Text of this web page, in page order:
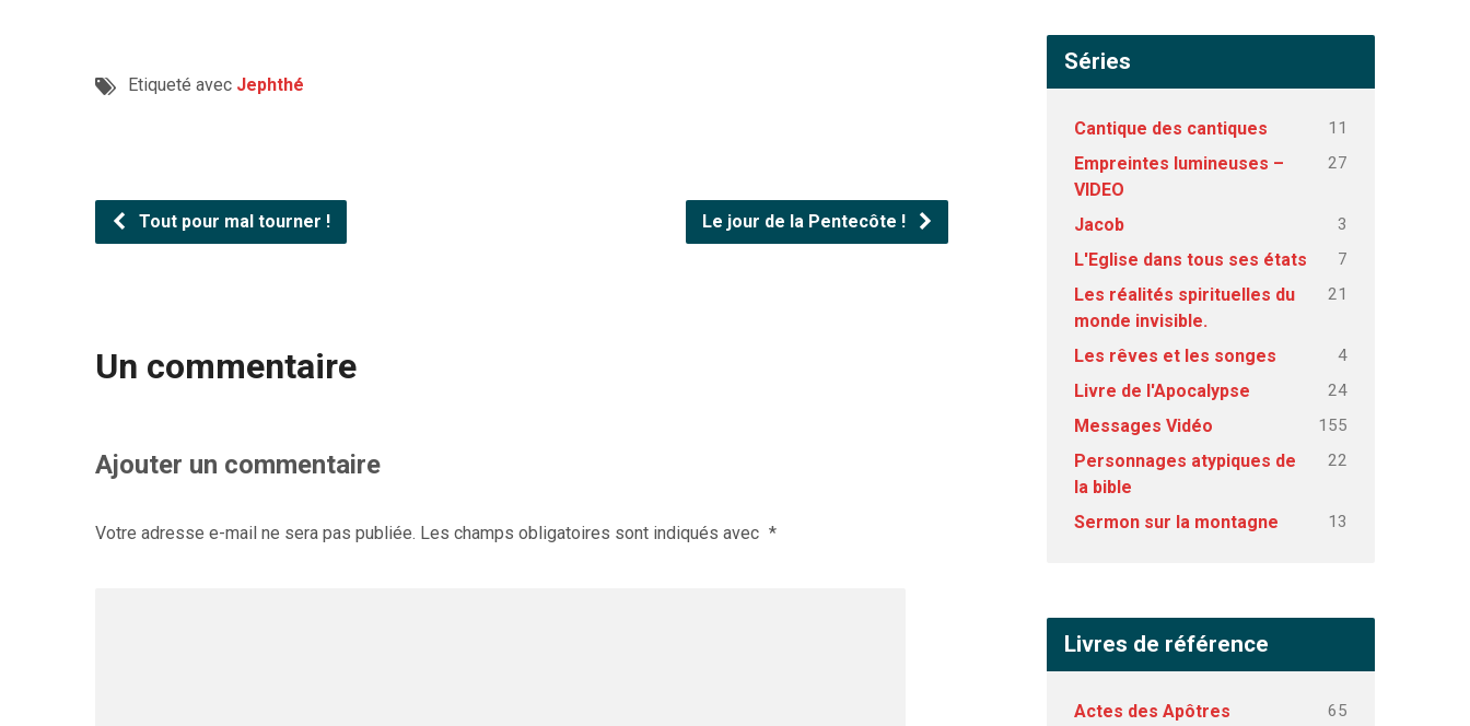
Etiqueté avec Jephthé
Tout pour mal tourner ! Le jour de la Pentecôte !
Un commentaire
Ajouter un commentaire
Votre adresse e-mail ne sera pas publiée. Les champs obligatoires sont indiqués avec *
Séries
Cantique des cantiques 11
Empreintes lumineuses –
VIDEO
27
Jacob 3
L'Eglise dans tous ses états 7
Les réalités spirituelles du
monde invisible.
21
Les rêves et les songes 4
Livre de l'Apocalypse 24
Messages Vidéo 155
Personnages atypiques de
la bible
22
Sermon sur la montagne 13
Livres de référence
Actes des Apôtres 65